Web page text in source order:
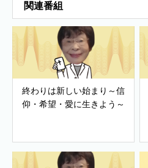
関連番組
終わりは新しい始まり～信
仰・希望・愛に生きよう～